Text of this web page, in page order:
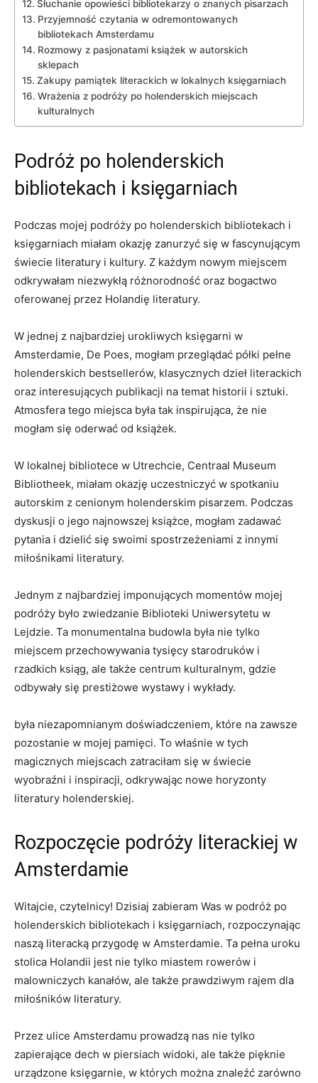
Słuchanie opowieści bibliotekarzy o znanych pisarzach
Przyjemność⁤ czytania w odremontowanych‌
bibliotekach Amsterdamu
Rozmowy⁤ z pasjonatami książek w autorskich
sklepach
Zakupy pamiątek literackich w lokalnych ‌księgarniach
Wrażenia z podróży po holenderskich⁢ miejscach
‍kulturalnych
Podróż po holenderskich
bibliotekach i księgarniach
Podczas​ mojej podróży⁤ po holenderskich bibliotekach i
księgarniach miałam okazję zanurzyć się w‌ fascynującym
świecie literatury i kultury. Z każdym nowym miejscem
‌odkrywałam niezwykłą ⁢różnorodność oraz bogactwo
⁤oferowanej przez Holandię literatury.
W jednej⁣ z najbardziej urokliwych księgarni w
Amsterdamie, De Poes, mogłam przeglądać półki ​pełne
holenderskich bestsellerów, klasycznych dzieł literackich
oraz interesujących publikacji ‍na temat historii i⁢ sztuki.
Atmosfera tego miejsca była ⁣tak‍ inspirująca, że​ nie
mogłam się ⁢oderwać ⁣od książek.
W lokalnej bibliotece w Utrechcie, ‍Centraal⁣ Museum
Bibliotheek, miałam okazję uczestniczyć w spotkaniu
autorskim z cenionym holenderskim pisarzem. ⁤Podczas
dyskusji o jego najnowszej książce,‍ mogłam zadawać
pytania i dzielić się swoimi spostrzeżeniami ‍z innymi
miłośnikami⁤ literatury.
Jednym z najbardziej imponujących momentów mojej
podróży było zwiedzanie Biblioteki Uniwersytetu w
Lejdzie. Ta monumentalna ⁤budowla ⁢była ‍nie tylko
miejscem ⁢przechowywania tysięcy starodruków i ​
rzadkich ksiąg, ale także centrum kulturalnym, gdzie
odbywały się ⁣prestiżowe wystawy i wykłady.
była⁤ niezapomnianym doświadczeniem,‍ które na⁣ zawsze
pozostanie⁣ w‌ mojej ⁣pamięci.⁤ To właśnie w tych
magicznych miejscach zatraciłam się w świecie
wyobraźni i inspiracji, odkrywając nowe horyzonty
literatury holenderskiej.
Rozpoczęcie​ podróży literackiej w
Amsterdamie
Witajcie, ​czytelnicy! Dzisiaj ​zabieram Was w podróż po
holenderskich bibliotekach i księgarniach, rozpoczynając
naszą literacką​ przygodę w ​Amsterdamie. ⁣Ta⁢ pełna ⁣uroku
stolica Holandii jest nie tylko miastem rowerów i
malowniczych kanałów, ale ⁢także prawdziwym rajem ​dla
⁤miłośników literatury.
Przez ulice Amsterdamu prowadzą nas nie tylko
zapierające⁢ dech w piersiach widoki, ale‌ także pięknie
⁤urządzone⁢ księgarnie,⁤ w których‌ można ⁣znaleźć zarówno